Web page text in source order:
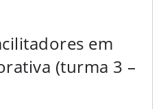
em
(turma 3 –